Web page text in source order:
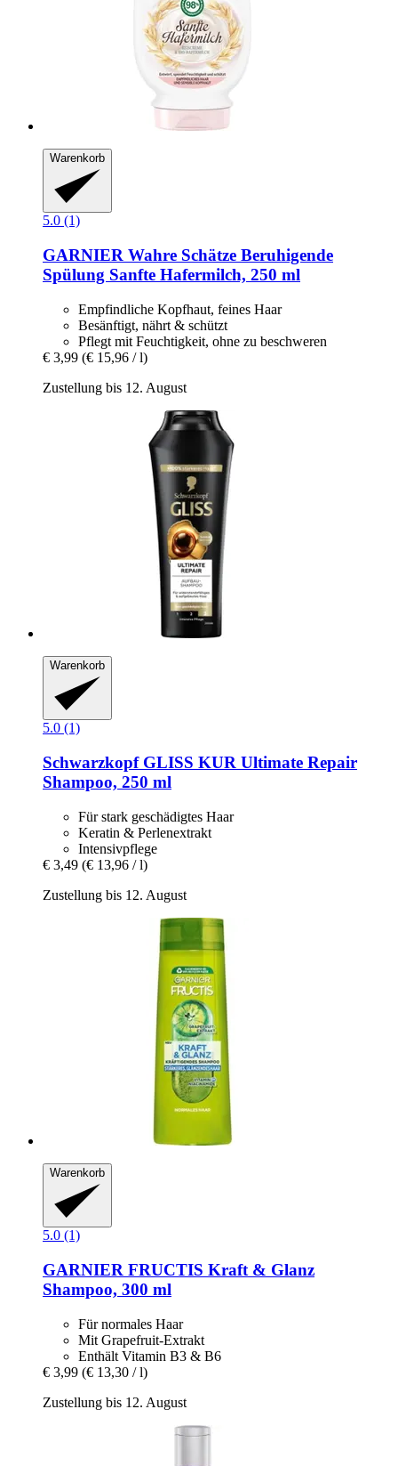
Warenkorb
5.0 (1)
GARNIER Wahre Schätze Beruhigende
Spülung Sanfte Hafermilch, 250 ml
Empfindliche Kopfhaut, feines Haar
Besänftigt, nährt & schützt
Pflegt mit Feuchtigkeit, ohne zu beschweren
€ 3,99 (€ 15,96 / l)
Zustellung bis 12. August
Warenkorb
5.0 (1)
SchwarzkopfGLISS KUR Ultimate Repair
Shampoo, 250 ml
Für stark geschädigtes Haar
Keratin & Perlenextrakt
Intensivpflege
€ 3,49 (€ 13,96 / l)
Zustellung bis 12. August
Warenkorb
5.0 (1)
GARNIER FRUCTIS Kraft & Glanz
Shampoo, 300 ml
Für normales Haar
Mit Grapefruit-Extrakt
Enthält Vitamin B3 & B6
€ 3,99 (€ 13,30 / l)
Zustellung bis 12. August